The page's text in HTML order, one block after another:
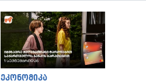
ეკონომიკა